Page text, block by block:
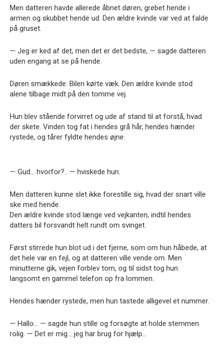
Men datteren havde allerede åbnet døren, grebet hende i
armen og skubbet hende ud. Den ældre kvinde var ved at falde
på gruset.
— Jeg er ked af det, men det er det bedste, — sagde datteren
uden engang at se på hende.
Døren smækkede. Bilen kørte væk. Den ældre kvinde stod
alene tilbage midt på den tomme vej.
Hun blev stående forvirret og ude af stand til at forstå, hvad
der skete. Vinden tog fat i hendes grå hår, hendes hænder
rystede, og tårer fyldte hendes øjne.
— Gud… hvorfor?.. — hviskede hun.
Men datteren kunne slet ikke forestille sig, hvad der snart ville
ske med hende.
Den ældre kvinde stod længe ved vejkanten, indtil hendes
datters bil forsvandt helt rundt om svinget.
Først stirrede hun blot ud i det fjerne, som om hun håbede, at
det hele var en fejl, og at datteren ville vende om. Men
minutterne gik, vejen forblev tom, og til sidst tog hun
langsomt en gammel telefon op fra lommen.
Hendes hænder rystede, men hun tastede alligevel et nummer.
— Hallo… — sagde hun stille og forsøgte at holde stemmen
rolig. — Det er mig… jeg har brug for hjælp…